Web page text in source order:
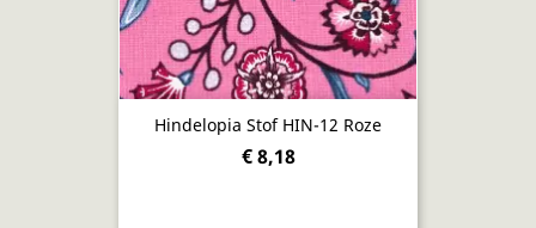
Hindelopia Stof HIN-12 Roze
€ 8,18